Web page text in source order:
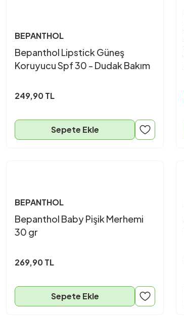
BEPANTHOL
Bepanthol Lipstick Güneş
Koruyucu Spf 30 - Dudak Bakım
249,90 TL
Sepete Ekle
BEPANTHOL
Bepanthol Baby Pişik Merhemi
30 gr
269,90 TL
Sepete Ekle